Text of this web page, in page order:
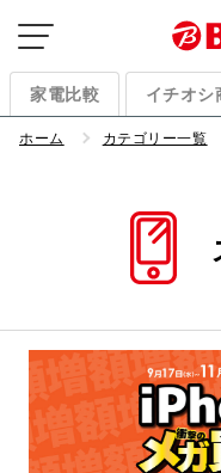
家電比較 イチオシ
ホーム カテゴリー一覧